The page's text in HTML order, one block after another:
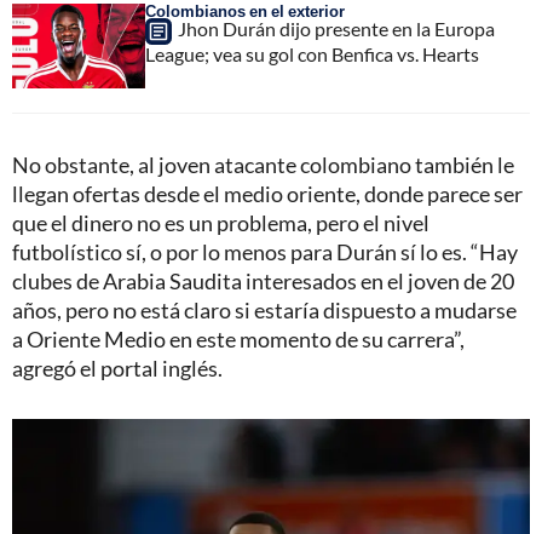
Colombianos en el exterior
Jhon Durán dijo presente en la Europa
League; vea su gol con Benfica vs. Hearts
No obstante, al joven atacante colombiano también le
llegan ofertas desde el medio oriente, donde parece ser
que el dinero no es un problema, pero el nivel
futbolístico sí, o por lo menos para Durán sí lo es. “Hay
clubes de Arabia Saudita interesados en el joven de 20
años, pero no está claro si estaría dispuesto a mudarse
a Oriente Medio en este momento de su carrera”,
agregó el portal inglés.